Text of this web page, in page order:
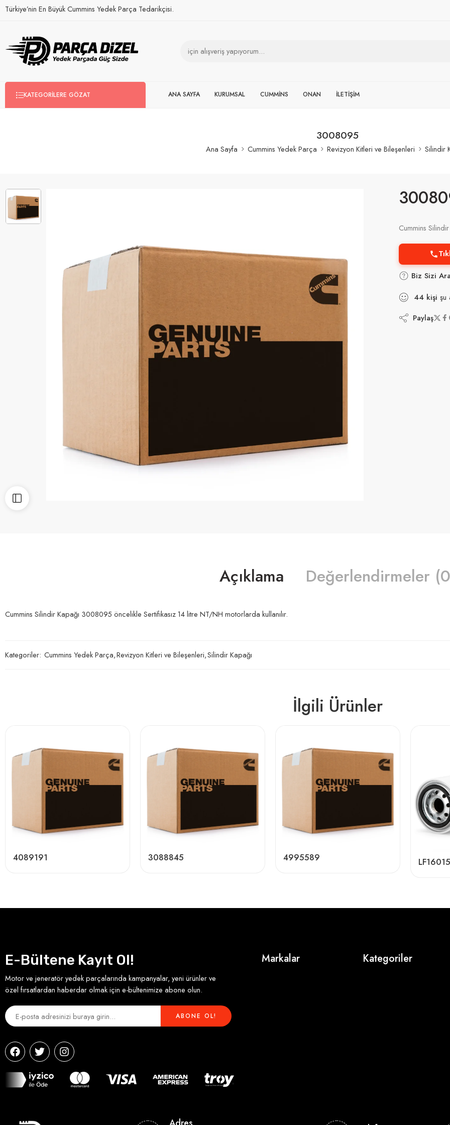
Türkiye’nin En Büyük Cummins Yedek Parça Tedarikçisi.
KATEGORILERE GÖZAT ANA SAYFA KURUMSAL CUMMİNS ONAN İLETİŞİM
3008095
Ana Sayfa Cummins Yedek Parça Revizyon Kitleri ve Bileşenleri Silindir
Cummins
Biz Sizi
44 kişi şu
Paylaş
Açıklama Değerlendirmeler
Cummins Silindir Kapağı 3008095 öncelikle Sertifikasız 14 litre NT/NH motorlarda kullanılır.
Kategoriler: Cummins Yedek Parça,Revizyon Kitleri ve Bileşenleri,Silindir Kapağı
İlgili Ürünler
4089191 3088845 4995589
E-Bültene Kayıt Ol!
Motor ve jeneratör yedek parçalarında kampanyalar, yeni ürünler ve
özel fırsatlardan haberdar olmak için e-bültenimize abone olun.
Markalar Kategoriler